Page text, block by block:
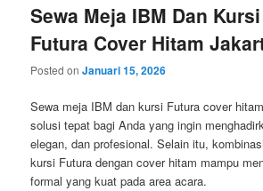
Sewa Meja IBM Dan Kursi
Futura Cover Hitam
Posted onJanuari 15, 2026
Sewa meja IBM dan kursi Futura cover
solusi tepat bagi Anda yang ingin
elegan, dan profesional. Selain itu,
kursi Futura dengan cover hitam mampu
formal yang kuat pada area acara.